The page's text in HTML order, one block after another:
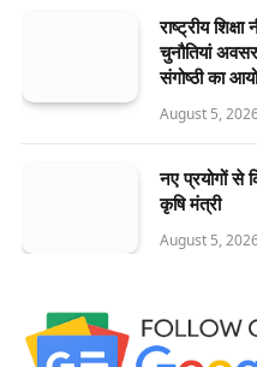
राष्ट्रीय
चुनौतियां
संगोष्ठी का
August 5,
नए प्रयोगों से
कृषि मंत्री
August 5,